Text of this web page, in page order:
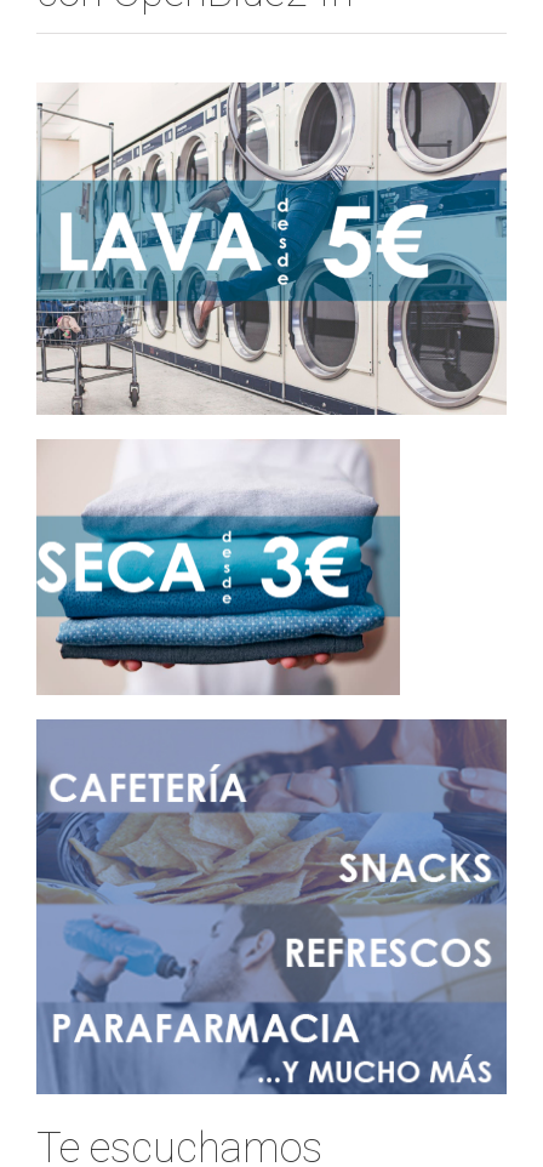
Te escuchamos